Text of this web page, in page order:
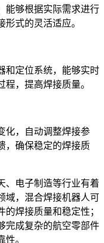
能够根据实际需求进行
式的灵活适应。
和定位系统，能够实时
，提高焊接质量。
化，自动调整焊接参
，确保稳定的焊接质
、电子制造等行业有着
域，混合焊接机器人可
焊接质量和稳定性；
完成复杂的航空零部件
。